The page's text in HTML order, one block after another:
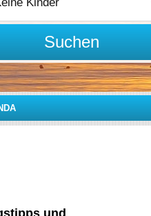
Suchen
und